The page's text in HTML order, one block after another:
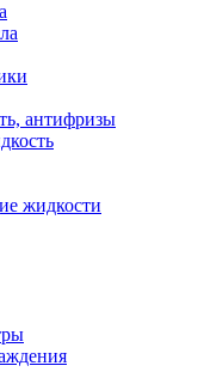
антифризы
жидкости